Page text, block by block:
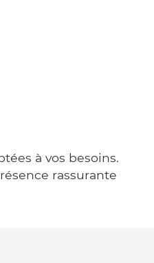
à vos besoins.
rassurante